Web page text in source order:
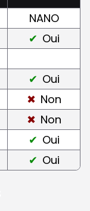
NANO
Oui
Oui
Non
Non
Oui
Oui